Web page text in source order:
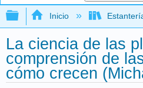
Expandir/contraer
Inicio
La ciencia de las
comprensión de
cómo crecen